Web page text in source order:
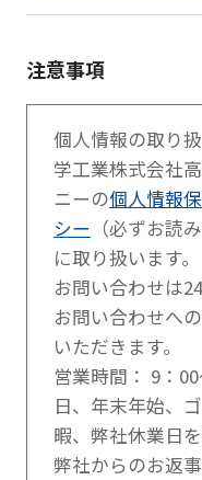
注意事項
個人情報の取り
学工業株式会社
ニーの個人情報
シー （必ずお読
に取り扱います。
お問い合わせは
お問い合わせへ
いただきます。
営業時間： 9：
日、年末年始、
暇、弊社休業日を
弊社からのお返